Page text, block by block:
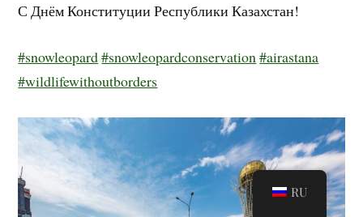
С Днём Конституции Республики Казахстан!
#snowleopard#snowleopardconservation#airastana
#wildlifewithoutborders
RU